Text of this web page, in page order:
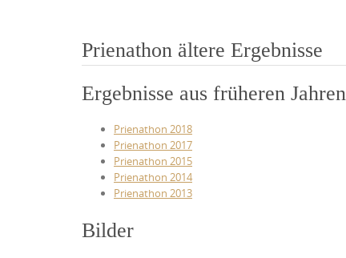
Prienathon ältere Ergebnisse
Ergebnisse aus früheren Jahren
Prienathon 2018
Prienathon 2017
Prienathon 2015
Prienathon 2014
Prienathon 2013
Bilder